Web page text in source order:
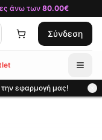
άνω των 80.00€
Σύνδεση
εφαρμογή μας!